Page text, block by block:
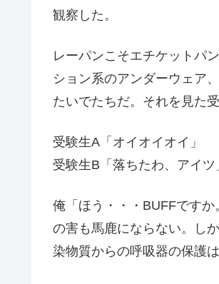
観察した。
レーパンこそエチケットパ
ション系のアンダーウェア
たいでたちだ。それを見た
受験生A「オイオイオイ」
受験生B「落ちたわ、アイツ
俺「ほう・・・BUFFです
の害も馬鹿にならない。し
染物質からの呼吸器の保護